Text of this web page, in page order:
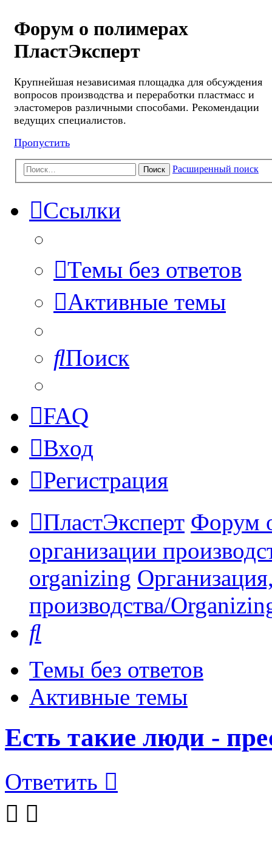
Форум о полимерах
ПластЭксперт
Крупнейшая независимая площадка для обсуждения
вопросов производства и переработки пластмасс и
эластомеров различными способами. Рекомендации
ведущих специалистов.
Пропустить
Поиск Расширенный поиск
Ссылки
Темы без ответов
Активные темы
Поиск
FAQ
Вход
Регистрация
ПластЭксперт Форум
организации
organizing
производства/
Темы без ответов
Активные темы
Есть такие люди -
Ответить